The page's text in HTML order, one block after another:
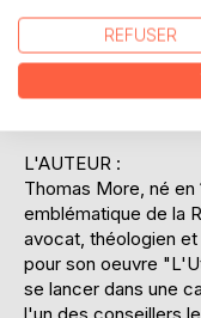
diagnostic des
l'organisation
les valeurs
un texte
L'AUTEUR :
Thomas More, né
emblématique de la
avocat, théologien
pour son oeuvre
se lancer dans une
REFUSER